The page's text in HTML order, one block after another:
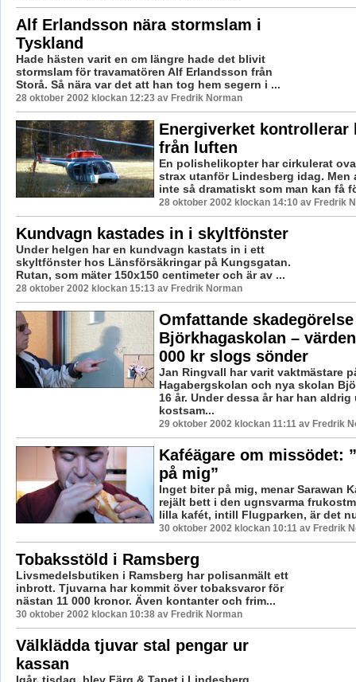
Alf Erlandsson nära stormslam i
Tyskland
Hade hästen varit en cm längre hade det blivit
stormslam för travamatören Alf Erlandsson från
Storå. Så nära var det att han tog hem segern i ...
28 oktober 2002 klockan 12:23 av Fredrik Norman
Energiverket kontrollerar
från luften
En polishelikopter har cirkulerat
strax utanför Lindesberg idag. Men
inte så dramatiskt som man kan få
28 oktober 2002 klockan 14:10 av Fredrik
Kundvagn kastades in i skyltfönster
Under helgen har en kundvagn kastats in i ett
skyltfönster hos Länsförsäkringar på Kungsgatan.
Rutan, som mäter 150x150 centimeter och är av ...
28 oktober 2002 klockan 15:13 av Fredrik Norman
Omfattande
Björkhagaskolan –
000 kr slogs sönder
Jan Ringvall har varit vaktmästare
Hagabergskolan och nya skolan
16 år. Under dessa år har han
kostsam...
29 oktober 2002 klockan 11:11 av Fredrik
Kaféägare om missödet:
på mig”
Inget biter på mig, menar Sarawan
rejält bett i den ugnsvarma
lilla kafét, intill Flugparken, är det
30 oktober 2002 klockan 10:11 av Fredrik
Tobaksstöld i Ramsberg
Livsmedelsbutiken i Ramsberg har polisanmält ett
inbrott. Tjuvarna har kommit över tobaksvaror för
nästan 11 000 kronor. Även kontanter och frim...
30 oktober 2002 klockan 10:38 av Fredrik Norman
Välklädda tjuvar stal pengar ur
kassan